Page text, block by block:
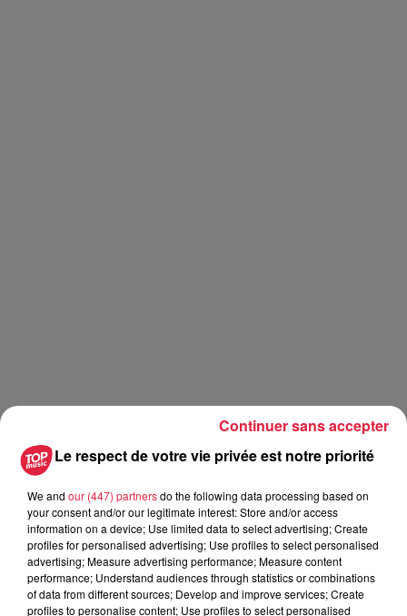
Le respect de votre vie privée est notre priorité
We and our (447) partnersdo the following data processing based on
your consent and/or our legitimate interest: Store and/or access
information on a device; Use limited data to select advertising; Create
profiles for personalised advertising; Use profiles to select personalised
advertising; Measure advertising performance; Measure content
performance; Understand audiences through statistics or combinations
of data from different sources; Develop and improve services; Create
profiles to personalise content; Use profiles to select personalised
Continuer sans accepter